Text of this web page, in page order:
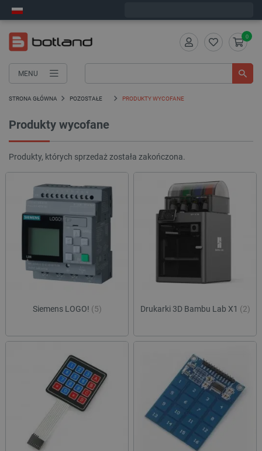
MENU
0
STRONA GŁÓWNA POZOSTAŁE PRODUKTY WYCOFANE
Produkty wycofane
Produkty, których sprzedaż została zakończona.
Siemens LOGO! (5) Drukarki 3D Bambu Lab X1 (2)